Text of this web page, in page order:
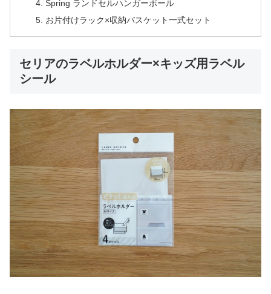
Spring ランドセルハンガーポール
お片付けラック×収納バスケット一式セット
セリアのラベルホルダー×キッズ用ラベル
シール